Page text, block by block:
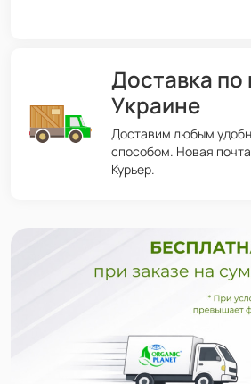
Доставка по
Украине
Доставим любым
способом. Новая
Курьер.